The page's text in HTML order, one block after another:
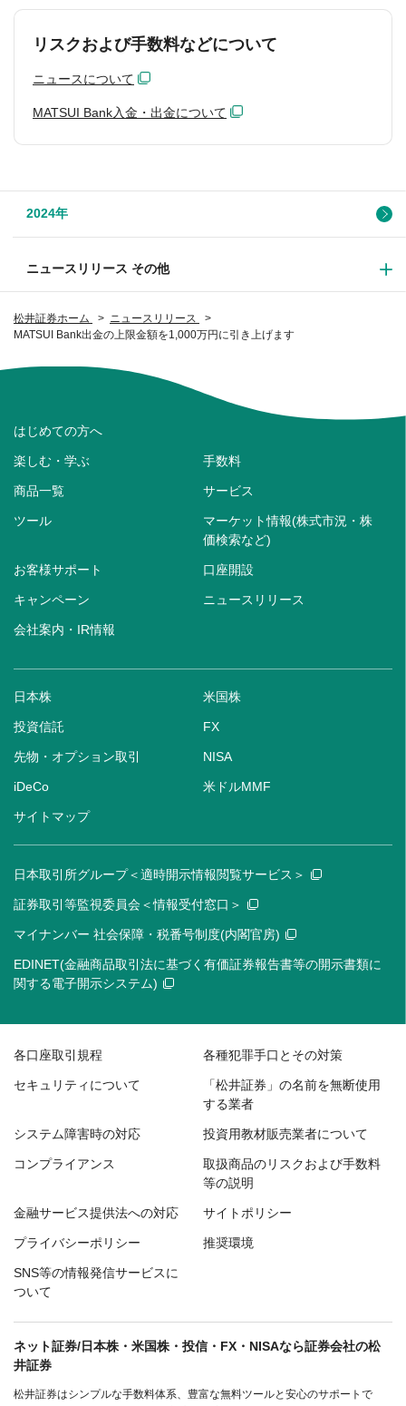
松井証券ホーム
ニュースリリース
MATSUI Bank出金の上限金額を1,000万円に引き上げます
リスクおよび手数料などについて
ニュースについて
MATSUI Bank入金・出金について
2024年
ニュースリリース その他
はじめての方へ
楽しむ・学ぶ 手数料
商品一覧 サービス
ツール
マーケット情報(株式市況・株
価検索など)
お客様サポート 口座開設
キャンペーン ニュースリリース
会社案内・IR情報
日本株 米国株
投資信託 FX
先物・オプション取引 NISA
iDeCo 米ドルMMF
サイトマップ
日本取引所グループ＜適時開示情報閲覧サービス＞
証券取引等監視委員会＜情報受付窓口＞
マイナンバー 社会保障・税番号制度(内閣官房)
EDINET(金融商品取引法に基づく有価証券報告書等の開示書類に
関する電子開示システム)
各口座取引規程 各種犯罪手口とその対策
セキュリティについて
「松井証券」の名前を無断使用
する業者
システム障害時の対応 投資用教材販売業者について
コンプライアンス
取扱商品のリスクおよび手数料
等の説明
金融サービス提供法への対応 サイトポリシー
プライバシーポリシー 推奨環境
SNS等の情報発信サービスに
ついて
ネット証券/日本株・米国株・投信・FX・NISAなら証券会社の松
井証券
松井証券はシンプルな手数料体系、豊富な無料ツールと安心のサポートで